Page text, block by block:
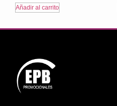
Añadir al carrito